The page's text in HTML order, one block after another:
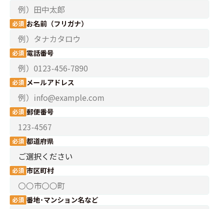
お名前（フリガナ）
電話番号
メールアドレス
郵便番号
都道府県
市区町村
番地･マンション名など